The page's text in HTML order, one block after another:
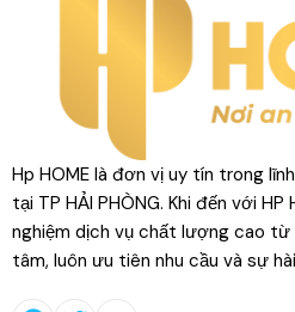
Hp HOME là đơn vị uy tín trong
tại TP HẢI PHÒNG. Khi đến với HP
nghiệm dịch vụ chất lượng cao từ
tâm, luôn ưu tiên nhu cầu và sự